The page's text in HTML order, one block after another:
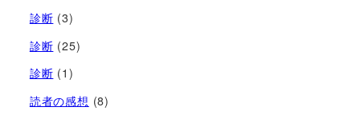
診断 (3)
診断 (25)
診断 (1)
読者の感想 (8)